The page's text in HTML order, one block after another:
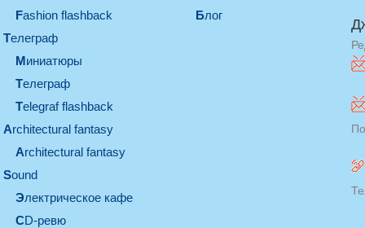
Fashion flashback
телеграф
миниатюры
телеграф
Telegraf flashback
architectural fantasy
architectural fantasy
sound
электрическое кафе
CD-ревю
Блог